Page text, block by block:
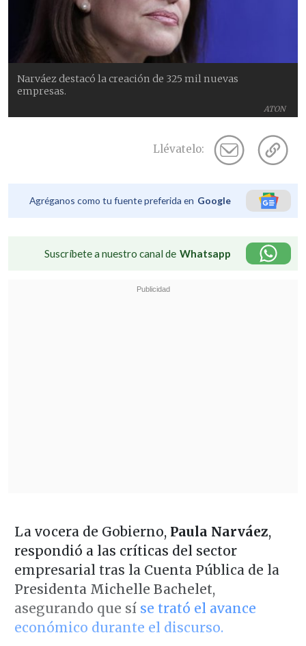
ATON
Narváez destacó la creación de 325 mil nuevas
empresas.
Llévatelo:
Agréganos como tu fuente preferida en Google
Suscríbete a nuestro canal de Whatsapp
La vocera de Gobierno, Paula Narváez,
respondió a las críticas del sector
empresarial tras la Cuenta Pública de la
Presidenta Michelle Bachelet,
asegurando que sí se trató el avance
económico durante el discurso.